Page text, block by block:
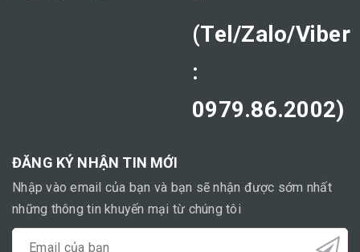
(Tel/Zalo/Viber
:
0979.86.2002)
ĐĂNG KÝ NHẬN TIN MỚI
Nhập vào email của bạn và bạn sẽ nhận được sớm nhất
những thông tin khuyến mại từ chúng tôi